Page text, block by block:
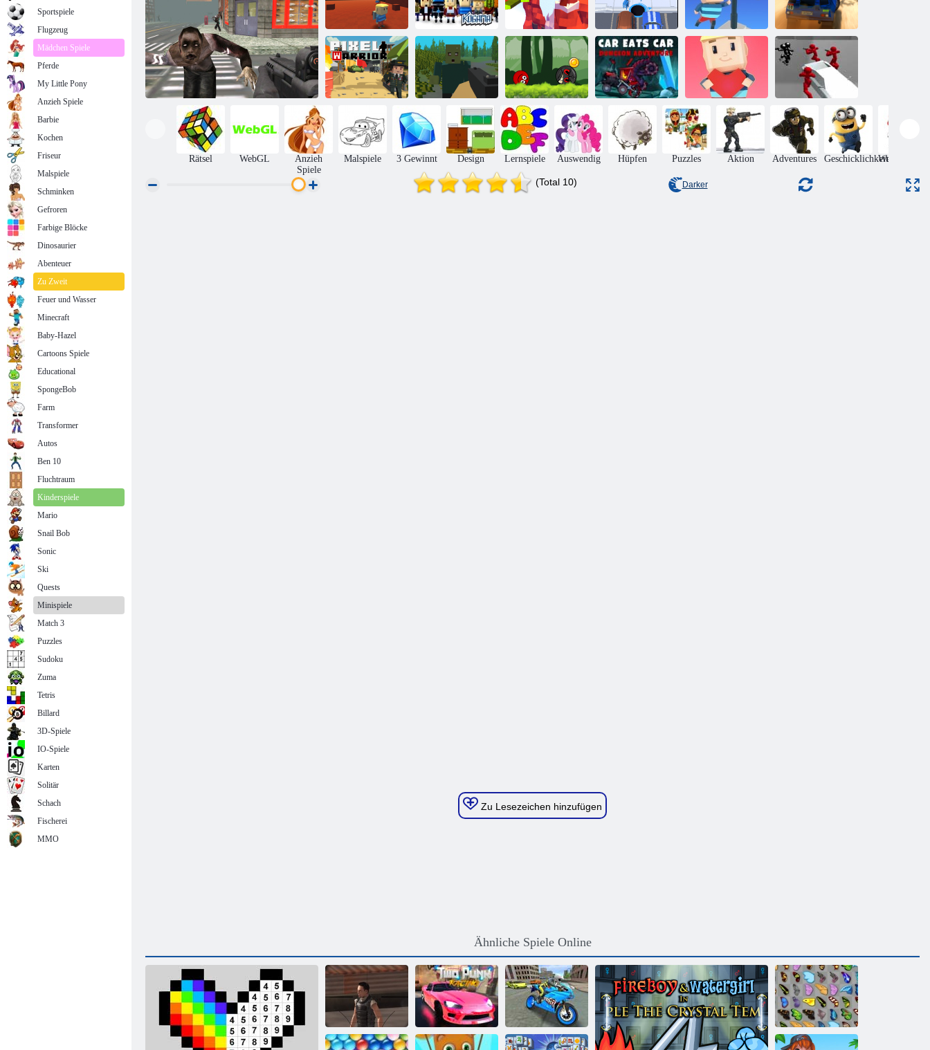
Kogama: 4
Krieg
Kogama:
Parkour 27
Kogama:
Weihnachtsparkour
Loch. io
Kogama: Erreich
die Flagge
Rallye Punkt 6
Pixel -Krieger Pixelüberleben
Ball Hero
Adventure:
Roter Schlagball
Auto isst Auto 5
Kogama:
Herzland
Kampfsimulator:
Counter
Stickman
Rätsel WebGL
Anzieh
Spiele
Malspiele 3 Gewinnt Design Lernspiele Auswendig Hüpfen Puzzles Aktion Adventures GeschicklichkeitWeihnachten
(Total 10) Darker
Zu Lesezeichen hinzufügen
Ähnliche Spiele Online
Sportspiele
Flugzeug
Mädchen Spiele
Pferde
My Little Pony
Anzieh Spiele
Barbie
Kochen
Friseur
Malspiele
Schminken
Gefroren
Farbige Blöcke
Dinosaurier
Abenteuer
Zu Zweit
Feuer und Wasser
Minecraft
Baby-Hazel
Cartoons Spiele
Educational
SpongeBob
Farm
Transformer
Autos
Ben 10
Fluchtraum
Kinderspiele
Mario
Snail Bob
Sonic
Ski
Quests
Minispiele
Match 3
Puzzles
Sudoku
Zuma
Tetris
Billard
3D-Spiele
IO-Spiele
Karten
Solitär
Schach
Fischerei
MMO